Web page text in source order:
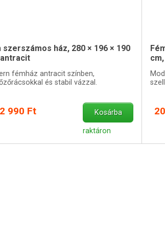
szerszámos ház, 280 × 196 × 190
fémház antracit színben,
és stabil vázzal.
990 Ft Kosárba
raktáron